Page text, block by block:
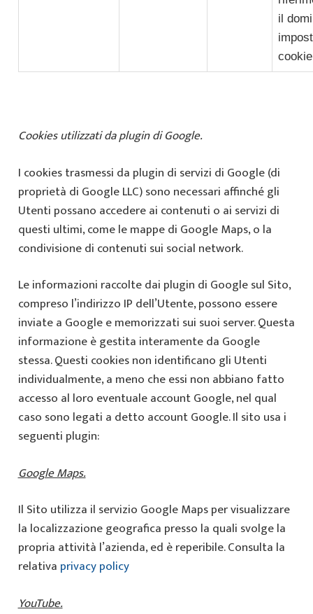
il
Cookies utilizzati da plugin di Google.
I cookies trasmessi da plugin di servizi di Google (di
proprietà di Google LLC) sono necessari affinché gli
Utenti possano accedere ai contenuti o ai servizi di
questi ultimi, come le mappe di Google Maps, o la
condivisione di contenuti sui social network.
Le informazioni raccolte dai plugin di Google sul Sito,
compreso l’indirizzo IP dell’Utente, possono essere
inviate a Google e memorizzati sui suoi server. Questa
informazione è gestita interamente da Google
stessa. Questi cookies non identificano gli Utenti
individualmente, a meno che essi non abbiano fatto
accesso al loro eventuale account Google, nel qual
caso sono legati a detto account Google. Il sito usa i
seguenti plugin:
Google Maps.
Il Sito utilizza il servizio Google Maps per visualizzare
la localizzazione geografica presso la quali svolge la
propria attività l’azienda, ed è reperibile. Consulta la
relativa privacy policy
YouTube.